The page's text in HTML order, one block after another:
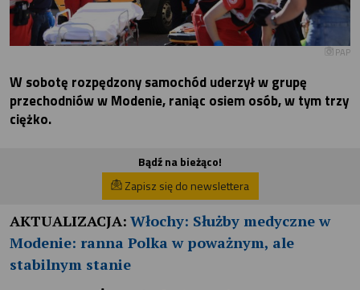
PAP
W sobotę rozpędzony samochód uderzył w grupę
przechodniów w Modenie, raniąc osiem osób, w tym trzy
ciężko.
Bądź na bieżąco!
Zapisz się do newslettera
AKTUALIZACJA: Włochy: Służby medyczne w
Modenie: ranna Polka w poważnym, ale
stabilnym stanie